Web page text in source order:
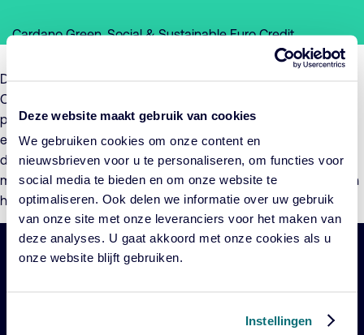
Deze website maakt gebruik van cookies
We gebruiken cookies om onze content en
nieuwsbrieven voor u te personaliseren, om functies voor
social media te bieden en om onze website te
optimaliseren. Ook delen we informatie over uw gebruik
van onze site met onze leveranciers voor het maken van
deze analyses. U gaat akkoord met onze cookies als u
onze website blijft gebruiken.
Instellingen
Cardano Green, Social & Sustainable Euro Credit
De Beheerder van Cardano Green, Social & Sustainable Euro
Credit, maakt hierbij het voornemen bekend de voorwaarden
per 1 september 2024 te zullen wijzigen. De wijziging betreft
een aanpassing van de vergoedingstructuur van het Fonds
door middel van introductie van een servicevergoeding. Voor
meer informatie hierover verwijzen wij u naar de
en
het bijgewerkteProspectus
Belangrijke